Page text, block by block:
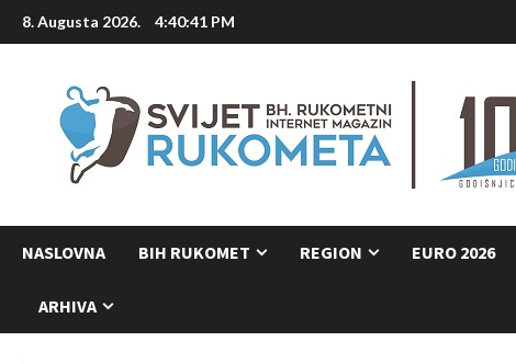
Skip
to
8. Augusta 2026. 4:40:42 PM
NASLOVNA BIH RUKOMET REGION EURO 2026
ARHIVA